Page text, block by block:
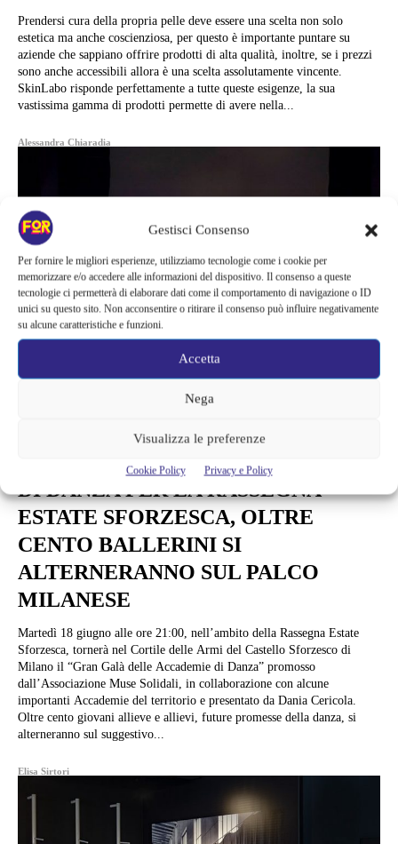
Gestisci Consenso
Per fornire le migliori esperienze, utilizziamo tecnologie come i cookie per
memorizzare e/o accedere alle informazioni del dispositivo. Il consenso a queste
tecnologie ci permetterà di elaborare dati come il comportamento di navigazione o ID
unici su questo sito. Non acconsentire o ritirare il consenso può influire negativamente
su alcune caratteristiche e funzioni.
Accetta
Nega
Visualizza le preferenze
Cookie Policy Privacy e Policy
Prendersi cura della propria pelle deve essere una scelta non solo
estetica ma anche coscienziosa, per questo è importante puntare su
aziende che sappiano offrire prodotti di alta qualità, inoltre, se i prezzi
sono anche accessibili allora è una scelta assolutamente vincente.
SkinLabo risponde perfettamente a tutte queste esigenze, la sua
vastissima gamma di prodotti permette di avere nella...
Alessandra Chiaradia
GRAN GALÀ DELLE ACCADEMIE
DI DANZA PER LA RASSEGNA
ESTATE SFORZESCA, OLTRE
CENTO BALLERINI SI
ALTERNERANNO SUL PALCO
MILANESE
Martedì 18 giugno alle ore 21:00, nell’ambito della Rassegna Estate
Sforzesca, tornerà nel Cortile delle Armi del Castello Sforzesco di
Milano il “Gran Galà delle Accademie di Danza” promosso
dall’Associazione Muse Solidali, in collaborazione con alcune
importanti Accademie del territorio e presentato da Dania Cericola.
Oltre cento giovani allieve e allievi, future promesse della danza, si
alterneranno sul suggestivo...
Elisa Sirtori